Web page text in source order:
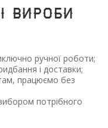
вироби
ручної роботи;
і доставки;
працюємо без
потрібного